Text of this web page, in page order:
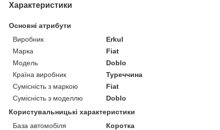
Характеристики
Основні атрибути
Виробник
Erkul
Марка
Fiat
Модель
Doblo
Країна виробник
Туреччина
Сумісність з маркою
Fiat
Сумісність з моделлю
Doblo
Користувальницькі характеристики
База автомобіля
Коротка